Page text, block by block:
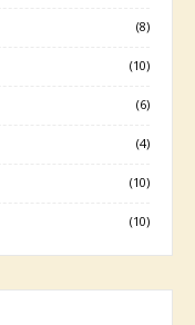
(8)
(10)
(6)
(4)
(10)
(10)